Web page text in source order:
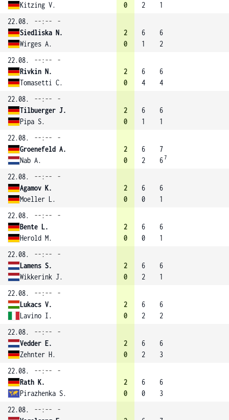
Kitzing V.
0
2
1
22.08.
--:--
-
Siedliska N.
Wirges A.
2
0
6
1
6
2
22.08.
--:--
-
Rivkin N.
Tomasetti C.
2
0
6
4
6
4
22.08.
--:--
-
Tilbuerger J.
Pipa S.
2
0
6
1
6
1
22.08.
--:--
-
Groenefeld A.
Nab A.
2
0
6
2
7
67
22.08. --:--
-
Agamov K.
Moeller L.
2
0
6
0
6
1
22.08.
--:--
-
Bente L.
Herold M.
2
0
6
0
6
1
22.08.
--:--
-
Lamens S.
Wikkerink J.
2
0
6
2
6
1
22.08.
--:--
-
Lukacs V.
Lavino I.
2
0
6
2
6
2
22.08.
--:--
-
Vedder E.
Zehnter H.
2
0
6
2
6
3
22.08.
--:--
-
Rath K.
Pirazhenka S.
2
0
6
0
6
3
22.08.
--:--
-